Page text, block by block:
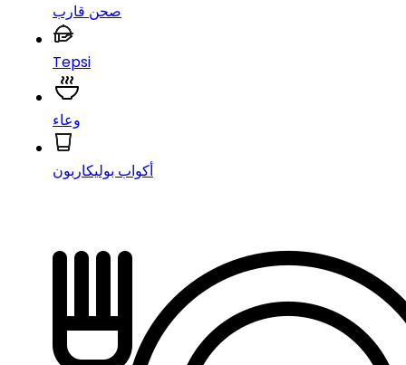
صحن قارب
Tepsi
وعاء
أكواب بوليكاربون